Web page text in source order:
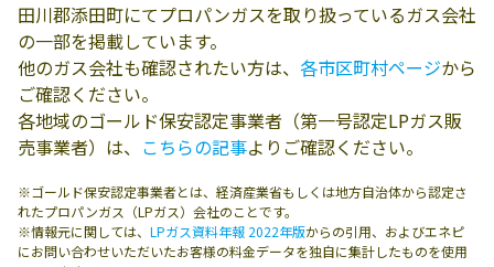
田川郡添田町にてプロパンガスを取り扱っているガス会社
の一部を掲載しています。
他のガス会社も確認されたい方は、 各市区町村ページから
ご確認ください。
各地域のゴールド保安認定事業者（第一号認定LPガス販
売事業者）は、 こちらの記事よりご確認ください。
※ゴールド保安認定事業者とは、経済産業省もしくは地方自治体から認定さ
れたプロパンガス（LPガス）会社のことです。
※情報元に関しては、 LPガス資料年報 2022年版からの引用、およびエネピ
にお問い合わせいただいたお客様の料金データを独自に集計したものを使用